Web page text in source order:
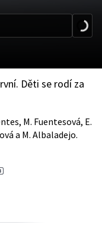
Děti se rodí za
M. Fuentesová, E.
a M. Albaladejo.